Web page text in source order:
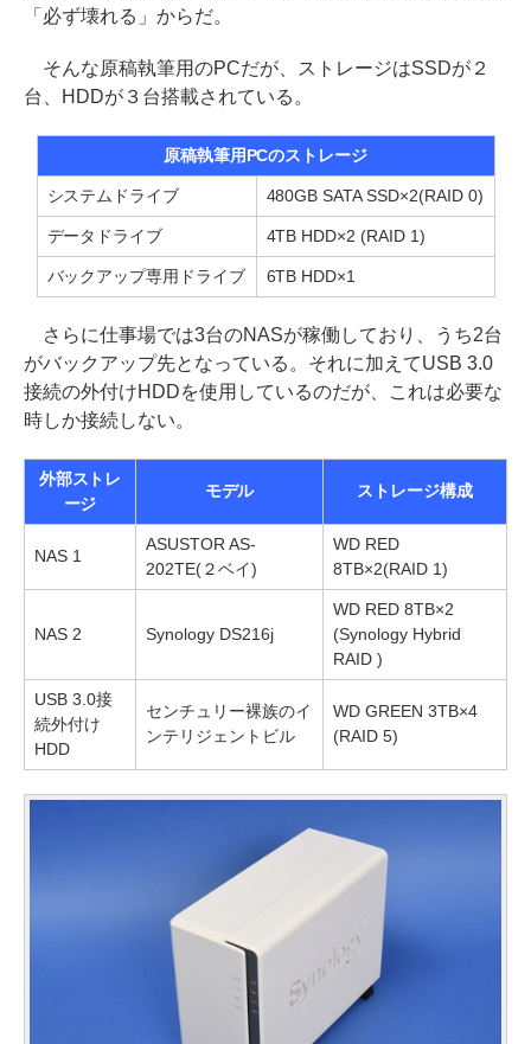
「必ず壊れる」からだ。
そんな原稿執筆用のPCだが、ストレージはSSDが２
台、HDDが３台搭載されている。
原稿執筆用PCのストレージ
システムドライブ 480GB SATA SSD×2(RAID 0)
データドライブ 4TB HDD×2 (RAID 1)
バックアップ専用ドライブ 6TB HDD×1
さらに仕事場では3台のNASが稼働しており、うち2台
がバックアップ先となっている。それに加えてUSB 3.0
接続の外付けHDDを使用しているのだが、これは必要な
時しか接続しない。
外部ストレ
ージ
モデル ストレージ構成
NAS 1
ASUSTOR AS-
202TE(２ベイ)
WD RED
8TB×2(RAID 1)
NAS 2 Synology DS216j
WD RED 8TB×2
(Synology Hybrid
RAID )
USB 3.0接
続外付け
HDD
センチュリー裸族のイ
ンテリジェントビル
WD GREEN 3TB×4
(RAID 5)